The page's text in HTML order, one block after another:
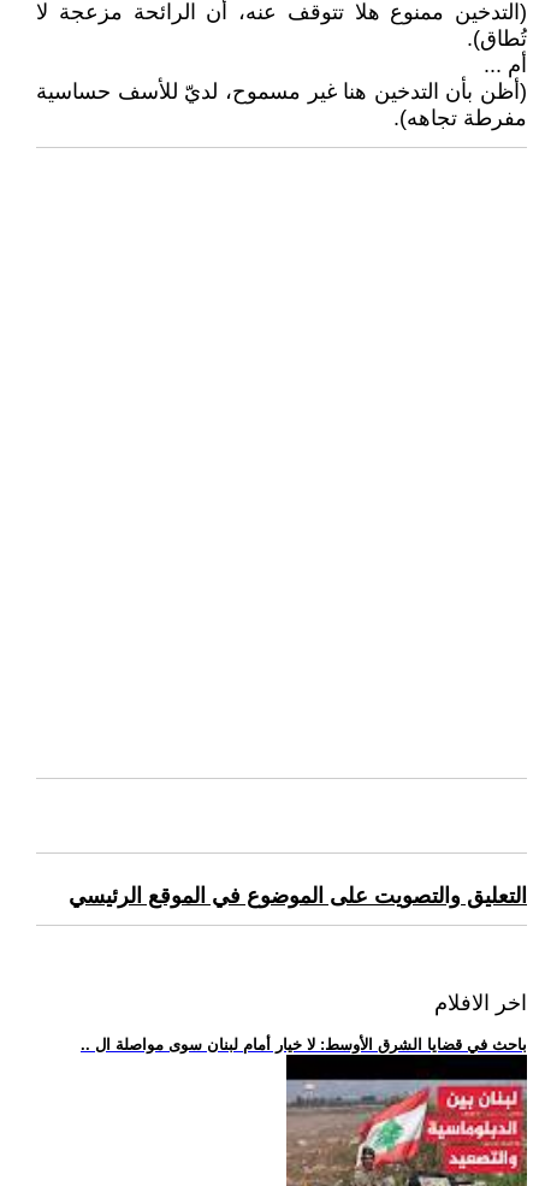
(التدخين ممنوع هلا تتوقف عنه، أن الرائحة مزعجة لا
تُطاق).
أم ...
(أظن بأن التدخين هنا غير مسموح، لديّ للأسف حساسية
مفرطة تجاهه).
التعليق والتصويت على الموضوع في الموقع الرئيسي
اخر الافلام
.. باحث في قضايا الشرق الأوسط: لا خيار أمام لبنان سوى مواصلة ال